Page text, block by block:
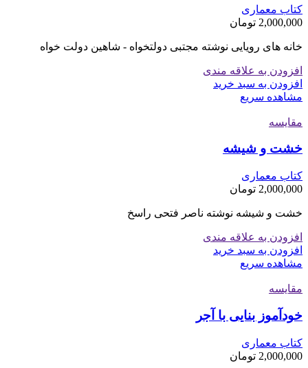
کتاب معماری
2,000,000 تومان
خانه های رویایی نوشته مجتبی دولتخواه - شاهین دولت خواه
افزودن به علاقه مندی
افزودن به سبد خرید
مشاهده سریع
مقایسه
خشت و شیشه
کتاب معماری
2,000,000 تومان
خشت و شیشه نوشته ناصر فتحی راسخ
افزودن به علاقه مندی
افزودن به سبد خرید
مشاهده سریع
مقایسه
خودآموز بنایی با آجر
کتاب معماری
2,000,000 تومان